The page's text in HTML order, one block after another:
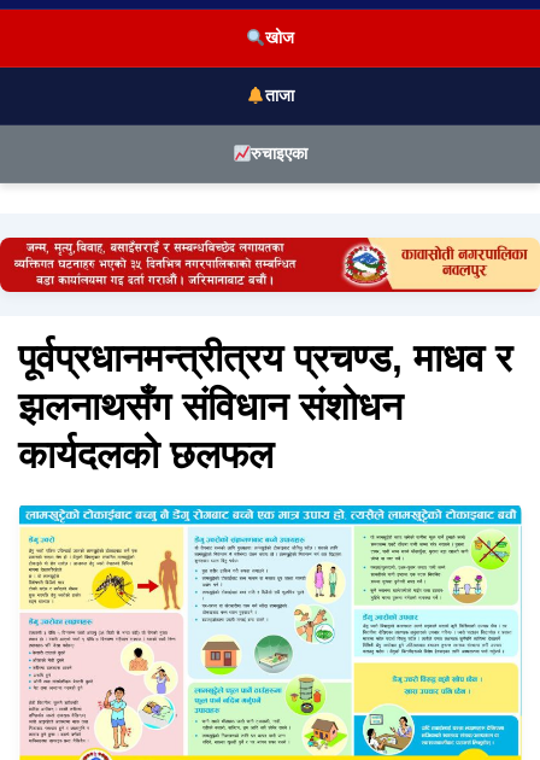
खोज
ताजा
रुचाइएका
पूर्वप्रधानमन्त्रीत्रय प्रचण्ड, माधव र
झलनाथसँग संविधान संशोधन
कार्यदलको छलफल